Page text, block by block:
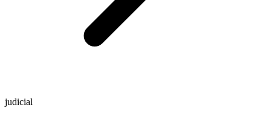
judicial